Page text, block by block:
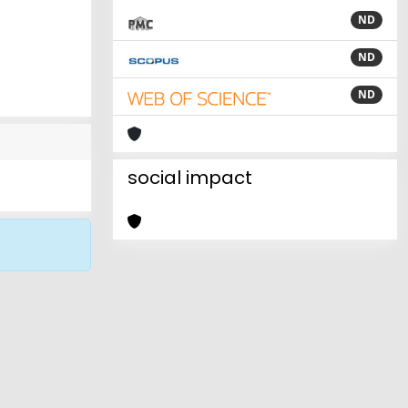
ND
ND
ND
social impact